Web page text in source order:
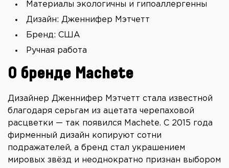
Материалы экологичны и гипоаллергенны
Дизайн: Дженнифер Мэтчетт
Бренд: США
Ручная работа
О бренде Machete
Дизайнер Дженнифер Мэтчетт стала известной
благодаря серьгам из ацетата черепаховой
расцветки — так появился Machete. С 2015 года
фирменный дизайн копируют сотни
подражателей, а бренд стал украшением
мировых звёзд и неоднократно признан выбором